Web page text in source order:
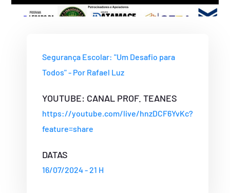
Segurança Escolar: "Um Desafio para
Todos" - Por Rafael Luz
YOUTUBE: CANAL PROF. TEANES
https://youtube.com/live/hnzDCF6YvKc?
feature=share
DATAS
16/07/2024 - 21 H